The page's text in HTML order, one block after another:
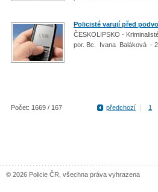
Policisté varují před
ČESKOLIPSKO -
por. Bc. Ivana Baláková -
Počet: 1669 / 167 předchozí | 1
© 2026 Policie ČR, všechna práva vyhrazena